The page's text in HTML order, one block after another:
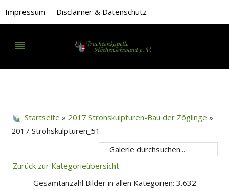
Impressum Disclaimer & Datenschutz
Startseite » 2017 Strohskulpturen-Bau der Zöglinge »
2017 Strohskulpturen_51
Zurück zur Kategorieübersicht
Gesamtanzahl Bilder in allen Kategorien: 3.632